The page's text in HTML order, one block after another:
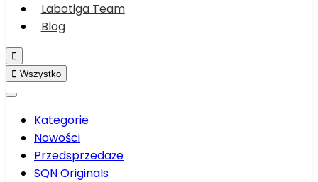
Labotiga Team
Blog

 Wszystko
Kategorie
Nowości
Przedsprzedaże
SQN Originals